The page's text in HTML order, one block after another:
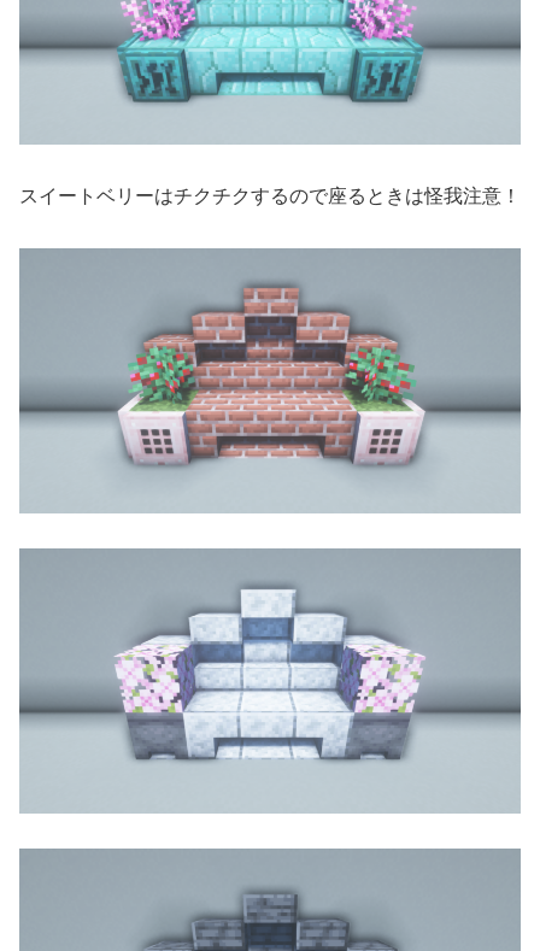
スイートベリーはチクチクするので座るときは怪我注意！